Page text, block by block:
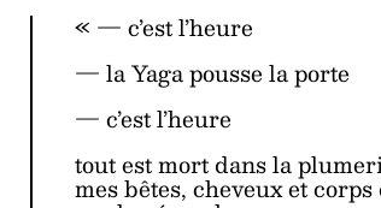
« ― c’est l’heure
― la Yaga pousse la porte
― c’est l’heure
tout est mort dans la
mes bêtes, cheveux et